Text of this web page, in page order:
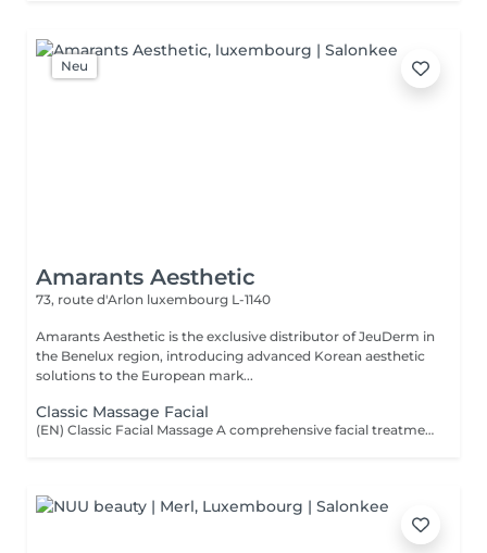
Neu
Amarants Aesthetic
73, route d'Arlon luxembourg L-1140
Amarants Aesthetic is the exclusive distributor of JeuDerm in
the Benelux region, introducing advanced Korean aesthetic
solutions to the European mark...
Classic Massage Facial
(EN) Classic Facial Massage A comprehensive facial treatment combining classic massage techniques with a professional mask as the final step. The treatment is designed to relax facial muscles, improve microcirculation, support skin tone, and restore a feeling of freshness and comfort. The treatment is performed using professional JeuDerm skincare products. The finishing professional mask enhances the effects of the treatment, providing deep hydration, nourishment, and comfort for the skin. An ideal ritual for releasing facial tension, supporting skin recovery, improving overall skin condition, and maintaining natural beauty and radiance. Who is this treatment for? * Facial muscle tension; * Signs of fatigue and stress; * Loss of skin tone and firmness; * Skin requiring hydration and recovery; * Skin showing signs of fatigue; * Maintaining healthy and well-cared-for skin. Benefits after the treatment: * Relaxed facial muscles; * Fresher and more rested appearance; * Feeling of relaxation and lightness; * Hydrated and comfortable skin; * Support of skin tone; * Natural skin radiance. (FR) Massage facial classique Un soin complet associant les techniques classiques de massage du visage avec l'application d'un masque professionnel en étape finale. Le soin vise à détendre les muscles du visage, améliorer la microcirculation, maintenir le tonus cutané et restaurer une sensation de fraîcheur et de confort. Le soin est réalisé avec les produits professionnels JeuDerm. Le masque professionnel finalise le traitement en renforçant ses effets, en apportant une hydratation profonde, des soins nourrissants et un confort optimal à la peau. Un rituel idéal pour libérer les tensions, favoriser la récupération de la peau, améliorer son état général et préserver sa beauté naturelle et son éclat. À qui s'adresse ce soin ? * Tensions musculaires du visage ; * Signes de fatigue et de stress ; * Perte de tonicité et de fermeté de la peau ; * Peaux nécessitant hydratation et récupération ; * Peaux marquées par la fatigue ; * Entretien d'une peau saine et soignée. Résultats après le soin : * Muscles du visage détendus ; * Visage plus frais et reposé ; * Sensation de détente et de légèreté ; * Peau hydratée et confortable ; * Maintien du tonus cutané ; * Éclat naturel de la peau.